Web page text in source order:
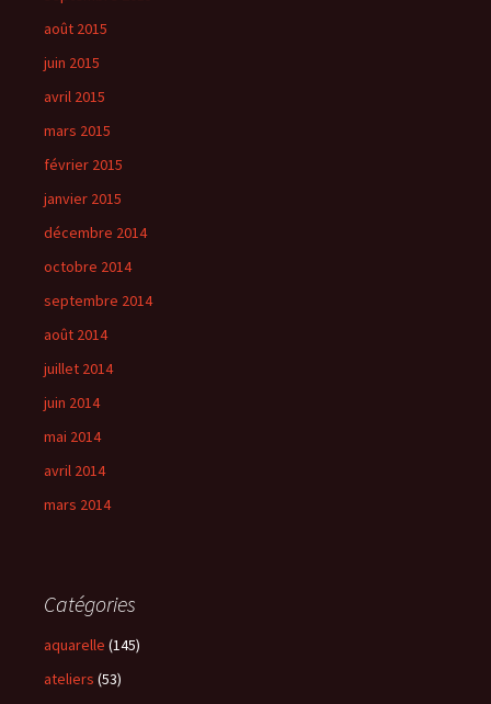
août 2015
juin 2015
avril 2015
mars 2015
février 2015
janvier 2015
décembre 2014
octobre 2014
septembre 2014
août 2014
juillet 2014
juin 2014
mai 2014
avril 2014
mars 2014
Catégories
aquarelle (145)
ateliers (53)